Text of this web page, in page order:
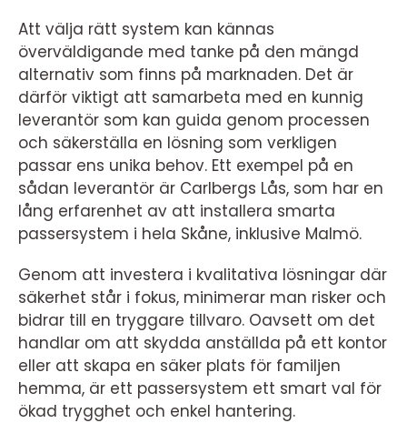
Att välja rätt system kan kännas
överväldigande med tanke på den mängd
alternativ som finns på marknaden. Det är
därför viktigt att samarbeta med en kunnig
leverantör som kan guida genom processen
och säkerställa en lösning som verkligen
passar ens unika behov. Ett exempel på en
sådan leverantör är Carlbergs Lås, som har en
lång erfarenhet av att installera smarta
passersystem i hela Skåne, inklusive Malmö.
Genom att investera i kvalitativa lösningar där
säkerhet står i fokus, minimerar man risker och
bidrar till en tryggare tillvaro. Oavsett om det
handlar om att skydda anställda på ett kontor
eller att skapa en säker plats för familjen
hemma, är ett passersystem ett smart val för
ökad trygghet och enkel hantering.